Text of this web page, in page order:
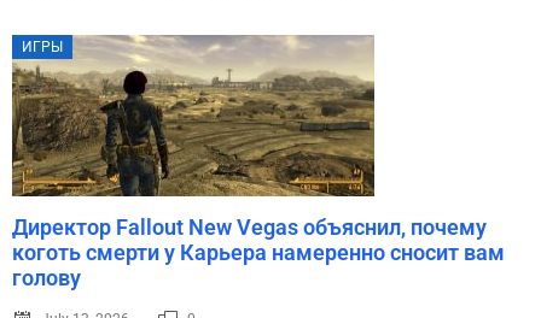
ИГРЫ
Директор Fallout New Vegas объяснил, почему
коготь смерти у Карьера намеренно сносит вам
голову